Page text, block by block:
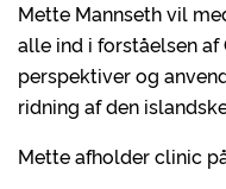
Mette Mannseth vil
alle ind i forståelsen
perspektiver og
ridning af den
Mette afholder clinic